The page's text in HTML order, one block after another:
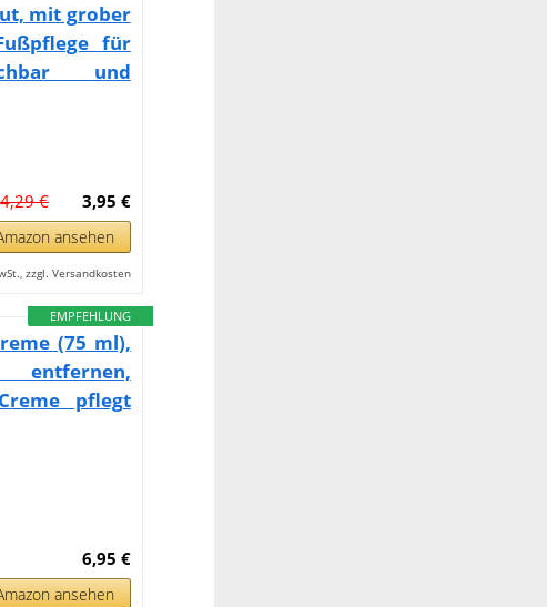
mit grober
für
und
3,95 €
4,29 €
ansehen
zzgl. Versandkosten
EMPFEHLUNG
(75 ml),
pflegt
6,95 €
ansehen